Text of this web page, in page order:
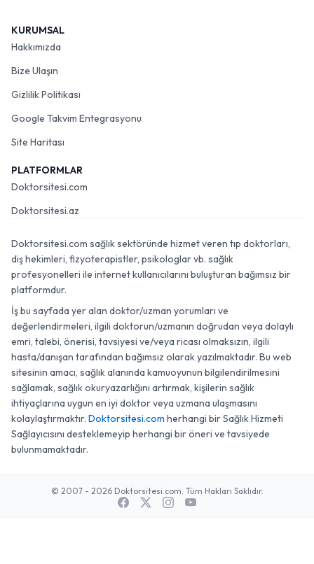
KURUMSAL
Hakkımızda
Bize Ulaşın
Gizlilik Politikası
Google Takvim Entegrasyonu
Site Haritası
PLATFORMLAR
Doktorsitesi.com
Doktorsitesi.az
Doktorsitesi.com sağlık sektöründe hizmet veren tıp doktorları,
diş hekimleri, fizyoterapistler, psikologlar vb. sağlık
profesyonelleri ile internet kullanıcılarını buluşturan bağımsız bir
platformdur.
İş bu sayfada yer alan doktor/uzman yorumları ve
değerlendirmeleri, ilgili doktorun/uzmanın doğrudan veya dolaylı
emri, talebi, önerisi, tavsiyesi ve/veya ricası olmaksızın, ilgili
hasta/danışan tarafından bağımsız olarak yazılmaktadır. Bu web
sitesinin amacı, sağlık alanında kamuoyunun bilgilendirilmesini
sağlamak, sağlık okuryazarlığını artırmak, kişilerin sağlık
ihtiyaçlarına uygun en iyi doktor veya uzmana ulaşmasını
kolaylaştırmaktır. Doktorsitesi.com herhangi bir Sağlık Hizmeti
Sağlayıcısını desteklemeyip herhangi bir öneri ve tavsiyede
bulunmamaktadır.
© 2007 - 2026 Doktorsitesi.com. Tüm Hakları Saklıdır.